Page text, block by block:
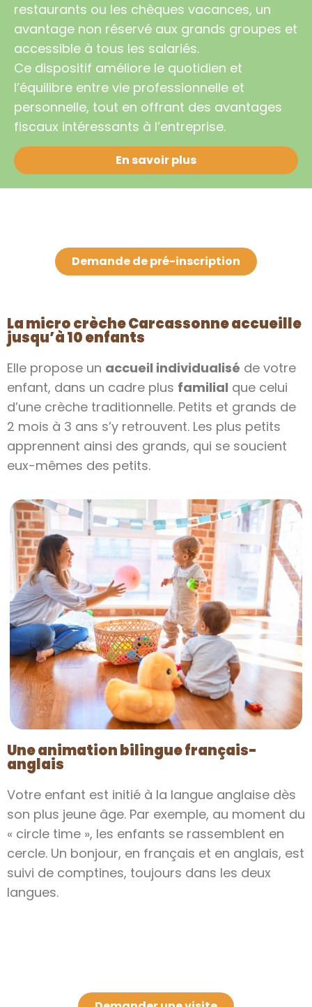
restaurants ou les chèques vacances, un
avantage non réservé aux grands groupes et
accessible à tous les salariés.
Ce dispositif améliore le quotidien et
l’équilibre entre vie professionnelle et
personnelle, tout en offrant des avantages
fiscaux intéressants à l’entreprise.
En savoir plus
Demande de pré-inscription
La micro crèche Carcassonne accueille
jusqu’à 10 enfants
Elle propose un accueil individualisé de votre
enfant, dans un cadre plus familial que celui
d’une crèche traditionnelle. Petits et grands de
2 mois à 3 ans s’y retrouvent. Les plus petits
apprennent ainsi des grands, qui se soucient
eux-mêmes des petits.
Une animation bilingue français-
anglais
Votre enfant est initié à la langue anglaise dès
son plus jeune âge. Par exemple, au moment du
« circle time », les enfants se rassemblent en
cercle. Un bonjour, en français et en anglais, est
suivi de comptines, toujours dans les deux
langues.